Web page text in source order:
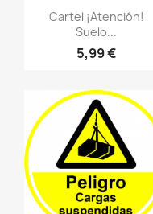
visibilityVistazo rápido
Cartel ¡Atención!
Suelo...
5,99 €